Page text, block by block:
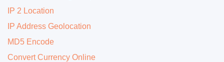
IP 2 Location
IP Address Geolocation
MD5 Encode
Convert Currency Online